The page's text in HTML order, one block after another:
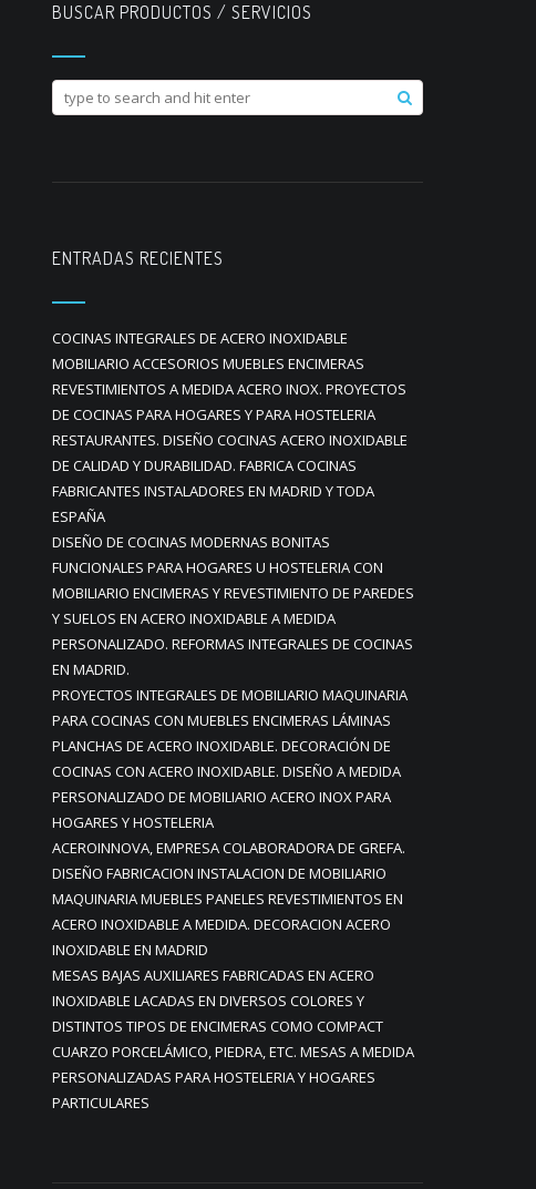
BUSCAR PRODUCTOS / SERVICIOS
ENTRADAS RECIENTES
COCINAS INTEGRALES DE ACERO INOXIDABLE
MOBILIARIO ACCESORIOS MUEBLES ENCIMERAS
REVESTIMIENTOS A MEDIDA ACERO INOX. PROYECTOS
DE COCINAS PARA HOGARES Y PARA HOSTELERIA
RESTAURANTES. DISEÑO COCINAS ACERO INOXIDABLE
DE CALIDAD Y DURABILIDAD. FABRICA COCINAS
FABRICANTES INSTALADORES EN MADRID Y TODA
ESPAÑA
DISEÑO DE COCINAS MODERNAS BONITAS
FUNCIONALES PARA HOGARES U HOSTELERIA CON
MOBILIARIO ENCIMERAS Y REVESTIMIENTO DE PAREDES
Y SUELOS EN ACERO INOXIDABLE A MEDIDA
PERSONALIZADO. REFORMAS INTEGRALES DE COCINAS
EN MADRID.
PROYECTOS INTEGRALES DE MOBILIARIO MAQUINARIA
PARA COCINAS CON MUEBLES ENCIMERAS LÁMINAS
PLANCHAS DE ACERO INOXIDABLE. DECORACIÓN DE
COCINAS CON ACERO INOXIDABLE. DISEÑO A MEDIDA
PERSONALIZADO DE MOBILIARIO ACERO INOX PARA
HOGARES Y HOSTELERIA
ACEROINNOVA, EMPRESA COLABORADORA DE GREFA.
DISEÑO FABRICACION INSTALACION DE MOBILIARIO
MAQUINARIA MUEBLES PANELES REVESTIMIENTOS EN
ACERO INOXIDABLE A MEDIDA. DECORACION ACERO
INOXIDABLE EN MADRID
MESAS BAJAS AUXILIARES FABRICADAS EN ACERO
INOXIDABLE LACADAS EN DIVERSOS COLORES Y
DISTINTOS TIPOS DE ENCIMERAS COMO COMPACT
CUARZO PORCELÁMICO, PIEDRA, ETC. MESAS A MEDIDA
PERSONALIZADAS PARA HOSTELERIA Y HOGARES
PARTICULARES